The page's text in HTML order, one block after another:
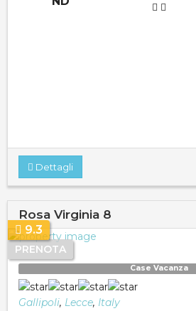
Dettagli
Rosa Virginia 8
PRENOTA
9.3
Case Vacanza
Gallipoli, Lecce, Italy